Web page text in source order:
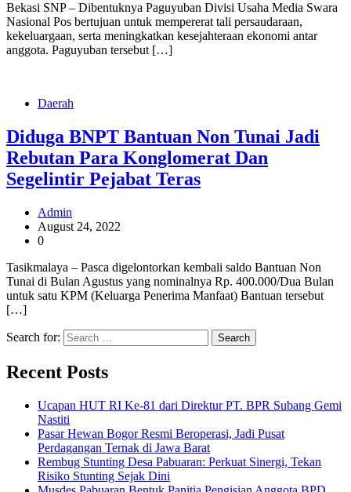
Bekasi SNP – Dibentuknya Paguyuban Divisi Usaha Media Swara
Nasional Pos bertujuan untuk mempererat tali persaudaraan,
kekeluargaan, serta meningkatkan kesejahteraan ekonomi antar
anggota. Paguyuban tersebut […]
Daerah
Diduga BNPT Bantuan Non Tunai Jadi
Rebutan Para Konglomerat Dan
Segelintir Pejabat Teras
Admin
August 24, 2022
0
Tasikmalaya – Pasca digelontorkan kembali saldo Bantuan Non
Tunai di Bulan Agustus yang nominalnya Rp. 400.000/Dua Bulan
untuk satu KPM (Keluarga Penerima Manfaat) Bantuan tersebut
[…]
Search for:
Recent Posts
Ucapan HUT RI Ke-81 dari Direktur PT. BPR Subang Gemi
Nastiti
Pasar Hewan Bogor Resmi Beroperasi, Jadi Pusat
Perdagangan Ternak di Jawa Barat
Rembug Stunting Desa Pabuaran: Perkuat Sinergi, Tekan
Risiko Stunting Sejak Dini